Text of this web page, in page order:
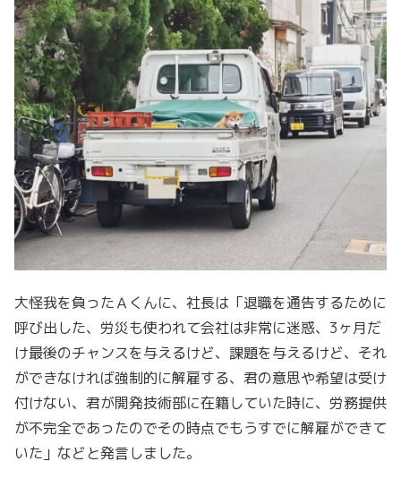
大怪我を負ったＡくんに、社長は「退職を通告するために
呼び出した、労災も使われて会社は非常に迷惑、3ヶ月だ
け最後のチャンスを与えるけど、課題を与えるけど、それ
ができなければ強制的に解雇する、君の意思や希望は受け
付けない、君が開発技術部に在籍していた時に、労務提供
が不完全であったのでその時点でもうすでに解雇ができて
いた」などと発言しました。